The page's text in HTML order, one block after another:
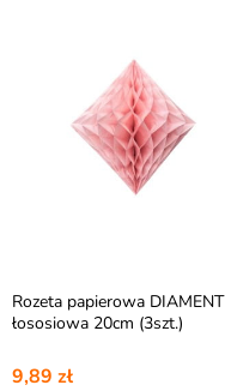
Rozeta papierowa DIAMENT
łososiowa 20cm (3szt.)
9,89 zł